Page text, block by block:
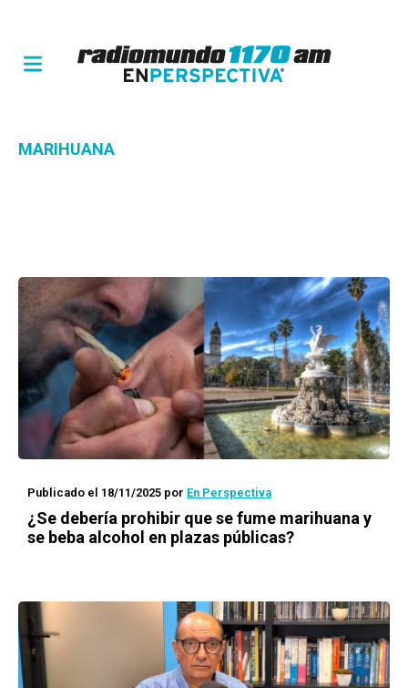
MARIHUANA
Publicado el 18/11/2025 por En Perspectiva
¿Se debería prohibir que se fume marihuana y
se beba alcohol en plazas públicas?